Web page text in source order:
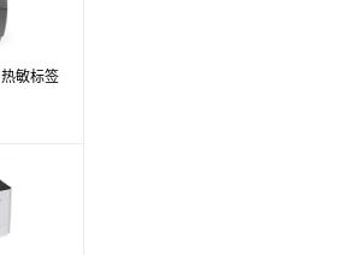
敏标签